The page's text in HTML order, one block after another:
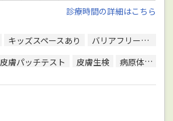
診療時間の詳細はこちら
キッズスペースあり バリアフリー対応
皮膚パッチテスト 皮膚生検 病原体検査（感染症検査）